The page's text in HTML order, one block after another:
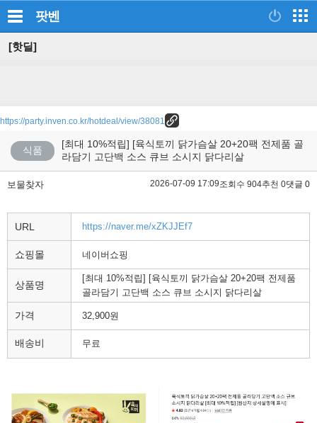
팟벤
[핫딜]
https://party.inven.co.kr/hotdeal/view/38081
식품
[최대 10%적립] [육식토끼 닭가슴살 20+20팩 전제품 골
라담기 고단백 소스 큐브 소시지 닭다리살
보물찾자 2026-07-09 17:09조회수 904추천 0댓글 0
URL https://naver.me/xZKJJEf7
쇼핑몰 네이버쇼핑
상품명
[최대 10%적립] [육식토끼 닭가슴살 20+20팩 전제품
골라담기 고단백 소스 큐브 소시지 닭다리살
가격 32,900원
배송비 무료